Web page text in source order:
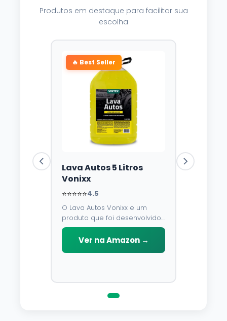
Produtos em destaque para facilitar sua
escolha
🔥 Best Seller
Lava Autos 5 Litros
Vonixx
⭐⭐⭐⭐⭐4.5
O Lava Autos Vonixx e um
produto que foi desenvolvido
para limpar, proteger e
conservar a lataria do veiculo.
Por possuir pH neutro, pode
Ver na Amazon →